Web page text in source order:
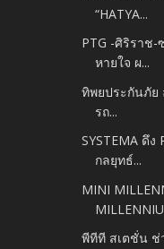
“HATYA...
PTG -ศิริราช
หายใจ ผ...
ทิพยประกันภัย
รถ...
SYSTEMA ดึง
กลยุทธ์...
MINI
พีทีที สเตชั่น ช่